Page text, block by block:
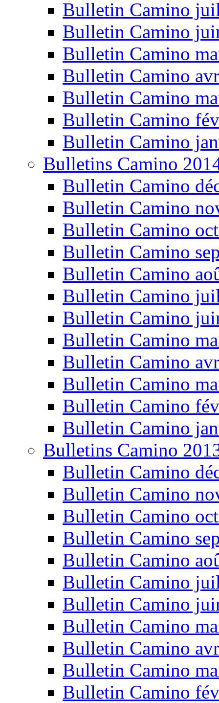
Bulletin Camino
Bulletin Camino
Bulletin Camino
Bulletin Camino
Bulletin Camino
Bulletin Camino
Bulletin Camino
Bulletins Camino
Bulletin Camino
Bulletin Camino
Bulletin Camino
Bulletin Camino
Bulletin Camino
Bulletin Camino
Bulletin Camino
Bulletin Camino
Bulletin Camino
Bulletin Camino
Bulletin Camino
Bulletin Camino
Bulletins Camino
Bulletin Camino
Bulletin Camino
Bulletin Camino
Bulletin Camino
Bulletin Camino
Bulletin Camino
Bulletin Camino
Bulletin Camino
Bulletin Camino
Bulletin Camino
Bulletin Camino